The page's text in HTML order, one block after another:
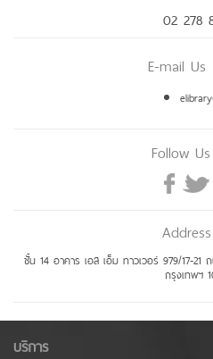
02 278
E-mail Us
Follow Us
Address
ชั้น 14 อาคาร เอส เอ็ม ทาวเวอร์ 979/17-21
กรุงเทพฯ
บริการ